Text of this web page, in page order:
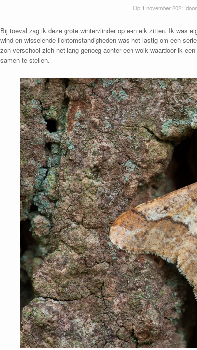
Op 1 november 2021 door
Bij toeval zag ik deze grote wintervlinder op een eik zitten. Ik was
wind en wisselende lichtomstandigheden was het lastig om een
zon verschool zich net lang genoeg achter een wolk waardoor ik
samen te stellen.